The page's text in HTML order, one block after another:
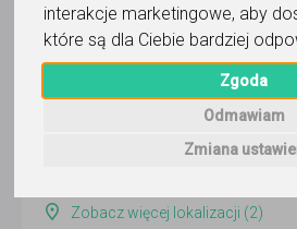
interakcje marketingowe, aby
które są dla Ciebie bardziej
Zgoda
Odmawiam
Zmiana
Wyślij
Ostatnia aktywność:
Zobacz więcej lokalizacji (2)